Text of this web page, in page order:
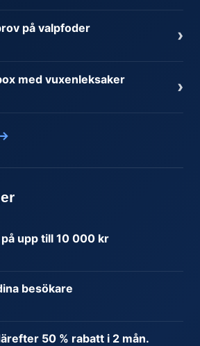
på valpfoder ›
med vuxenleksaker ›
upp till 10 000 kr
besökare
50 % rabatt i 2 mån.